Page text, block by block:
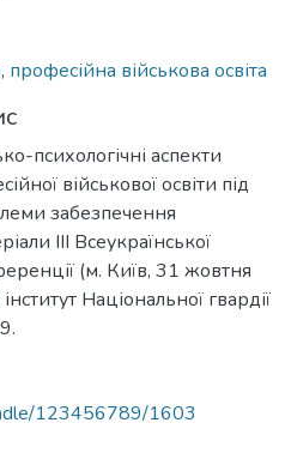
, професійна військова освіта
психологічні аспекти
військової освіти під
забезпечення
ІІІ Всеукраїнської
(м. Київ, 31 жовтня
Національної гвардії
123456789/1603